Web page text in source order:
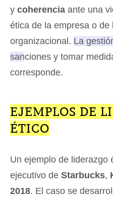
y coherencia ante una
ética de la empresa o
organizacional. La
sanciones y tomar
corresponde.
EJEMPLOS DE
ÉTICO
Un ejemplo de liderazgo
ejecutivo de Starbucks,
2018. El caso se